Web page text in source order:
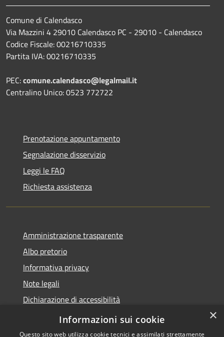
Comune di Calendasco
Via Mazzini 4 29010 Calendasco PC - 29010 - Calendasco
Codice Fiscale: 00216710335
Partita IVA: 00216710335
PEC:comune.calendasco@legalmail.it
Centralino Unico: 0523 772722
Prenotazione appuntamento
Segnalazione disservizio
Leggi le FAQ
Richiesta assistenza
Amministrazione trasparente
Albo pretorio
Informativa privacy
Note legali
Dichiarazione di accessibilità
Piano di miglioramento del sito
×
Informazioni sui cookie
Questo sito web utilizza cookie tecnici e assimilati strettamente